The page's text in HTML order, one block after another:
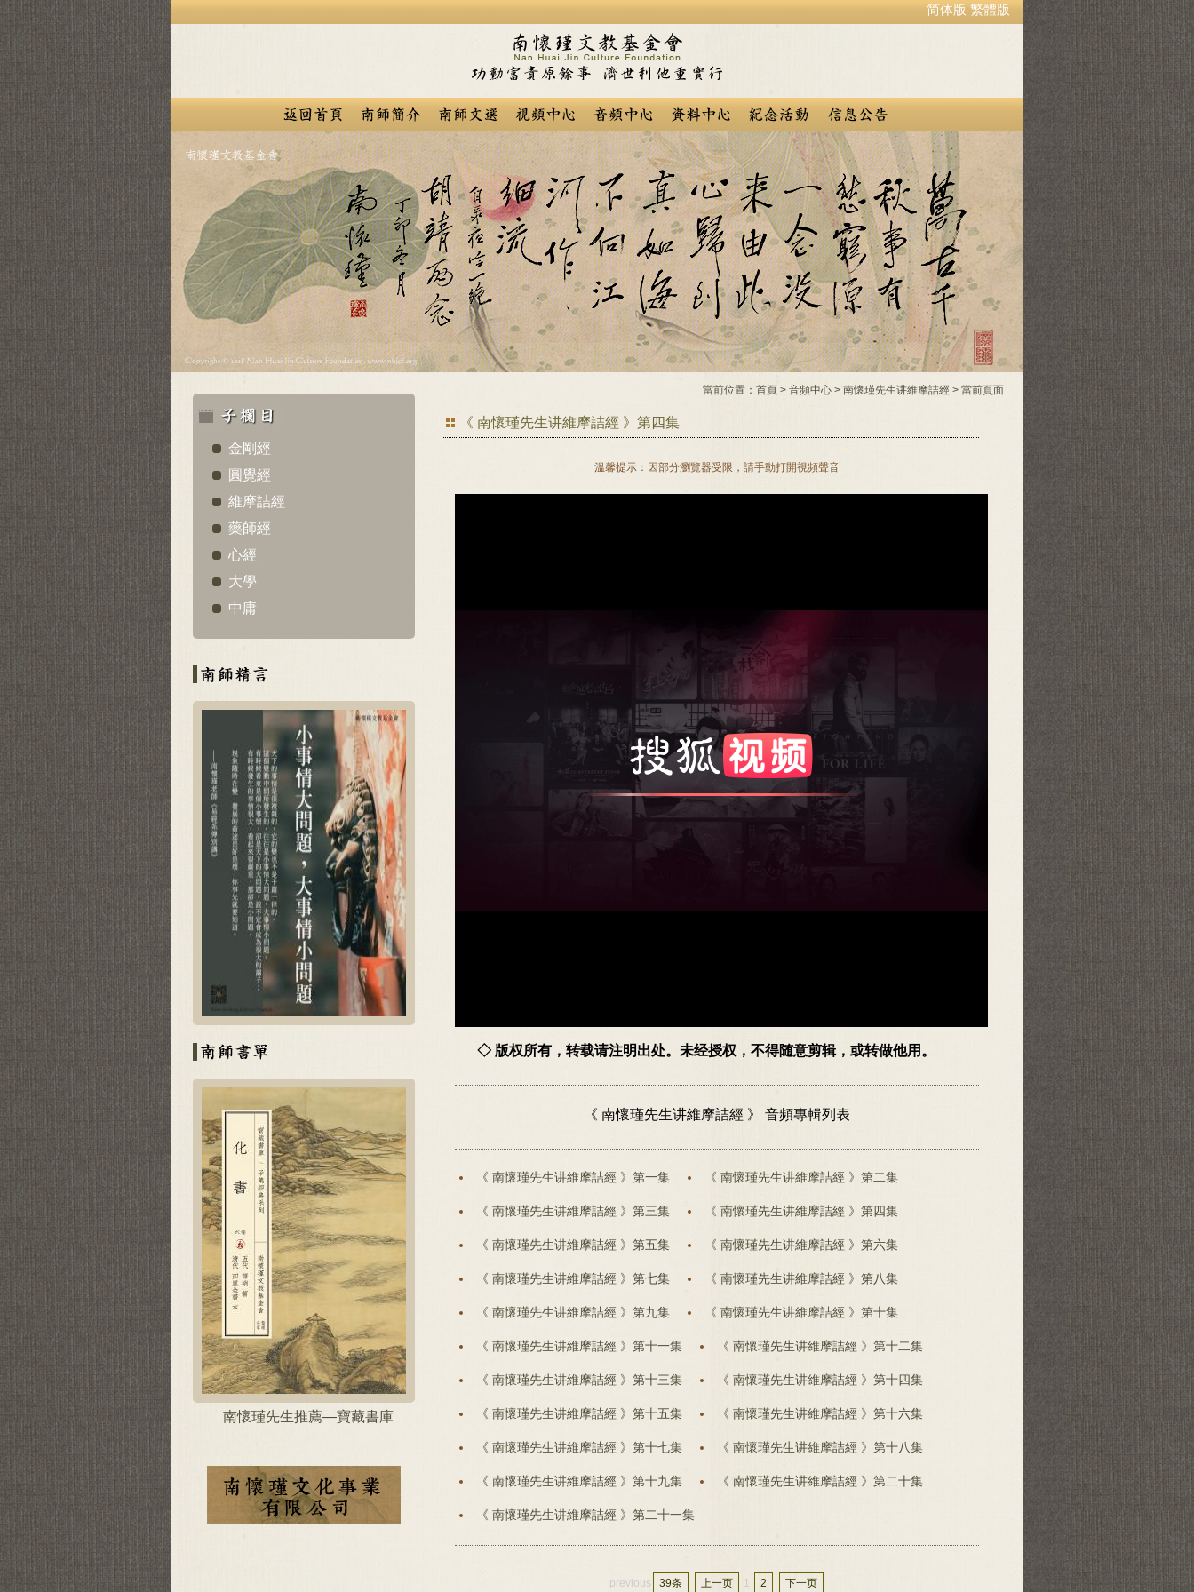
简体版 繁體版
金剛經
圓覺經
維摩詰經
藥師經
心經
大學
中庸
南懷瑾先生推薦—寶藏書庫
當前位置： 首頁 > 音頻中心 > 南懷瑾先生讲維摩詰經 > 當前頁面
《 南懷瑾先生讲維摩詰經 》第四集
溫馨提示：因部分瀏覽器受限，請手動打開視頻聲音
◇ 版权所有，转载请注明出处。未经授权，不得随意剪辑，或转做他用。
《 南懷瑾先生讲維摩詰經 》 音頻專輯列表
《 南懷瑾先生讲維摩詰經 》第一集 《 南懷瑾先生讲維摩詰經 》第二集
《 南懷瑾先生讲維摩詰經 》第三集 《 南懷瑾先生讲維摩詰經 》第四集
《 南懷瑾先生讲維摩詰經 》第五集 《 南懷瑾先生讲維摩詰經 》第六集
《 南懷瑾先生讲維摩詰經 》第七集 《 南懷瑾先生讲維摩詰經 》第八集
《 南懷瑾先生讲維摩詰經 》第九集 《 南懷瑾先生讲維摩詰經 》第十集
《 南懷瑾先生讲維摩詰經 》第十一集 《 南懷瑾先生讲維摩詰經 》第十二集
《 南懷瑾先生讲維摩詰經 》第十三集 《 南懷瑾先生讲維摩詰經 》第十四集
《 南懷瑾先生讲維摩詰經 》第十五集 《 南懷瑾先生讲維摩詰經 》第十六集
《 南懷瑾先生讲維摩詰經 》第十七集 《 南懷瑾先生讲維摩詰經 》第十八集
《 南懷瑾先生讲維摩詰經 》第十九集 《 南懷瑾先生讲維摩詰經 》第二十集
《 南懷瑾先生讲維摩詰經 》第二十一集
previous 39条 上一页 1 2 下一页